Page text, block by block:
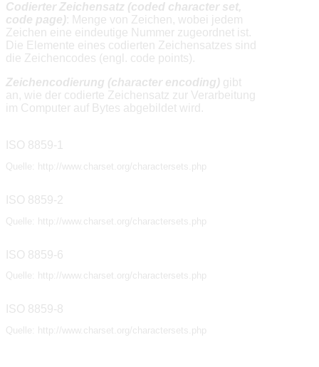
Codierter Zeichensatz (coded character set,
code page) : Menge von Zeichen, wobei jedem
Zeichen eine eindeutige Nummer zugeordnet ist.
Die Elemente eines codierten Zeichensatzes sind
die Zeichencodes (engl. code points).
Zeichencodierung (character encoding)
gibt
an, wie der codierte Zeichensatz zur Verarbeitung
im Computer auf Bytes abgebildet wird.
ISO 8859-1
Quelle: http://www.charset.org/charactersets.php
ISO 8859-2
Quelle: http://www.charset.org/charactersets.php
ISO 8859-6
Quelle: http://www.charset.org/charactersets.php
ISO 8859-8
Quelle: http://www.charset.org/charactersets.php